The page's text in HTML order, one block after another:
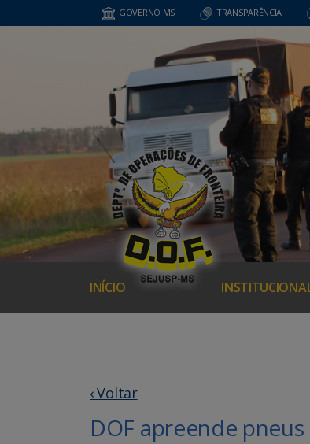
GOVERNO MS TRANSPARÊNCIA
INÍCIO
‹ Voltar
DOF apreende